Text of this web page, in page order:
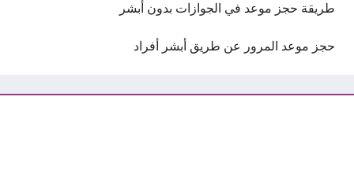
طريقة حجز موعد في الجوازات بدون أبشر
حجز موعد المرور عن طريق أبشر أفراد